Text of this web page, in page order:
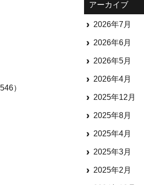
）
アーカイブ
2026年7月
2026年6月
2026年5月
2026年4月
2025年12月
2025年8月
2025年4月
2025年3月
2025年2月